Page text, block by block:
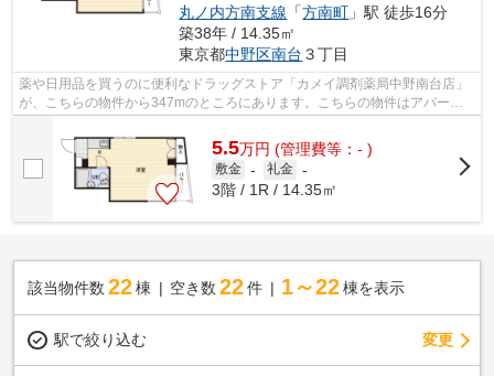
丸ノ内方南支線 「方南町 」駅 徒歩16分
築38年 / 14.35㎡
東京都中野区南台 ３丁目
薬や日用品を買うのに便利なドラッグストア「カメイ調剤薬局中野南台店」
が、こちらの物件から347mのところにあります。こちらの物件はアパート
です。駅近くに立地する物件で、徒歩12...
5.5万円 (管理費等：- )
敷金 - 礼金 -
3階 / 1R / 14.35㎡
該当物件数 22棟 空き数 22 件 1～22 棟を表示
駅で絞り込む 変更